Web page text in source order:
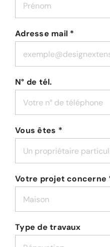
Adresse mail *
N° de tél.
Vous êtes *
Votre projet concerne
Type de travaux